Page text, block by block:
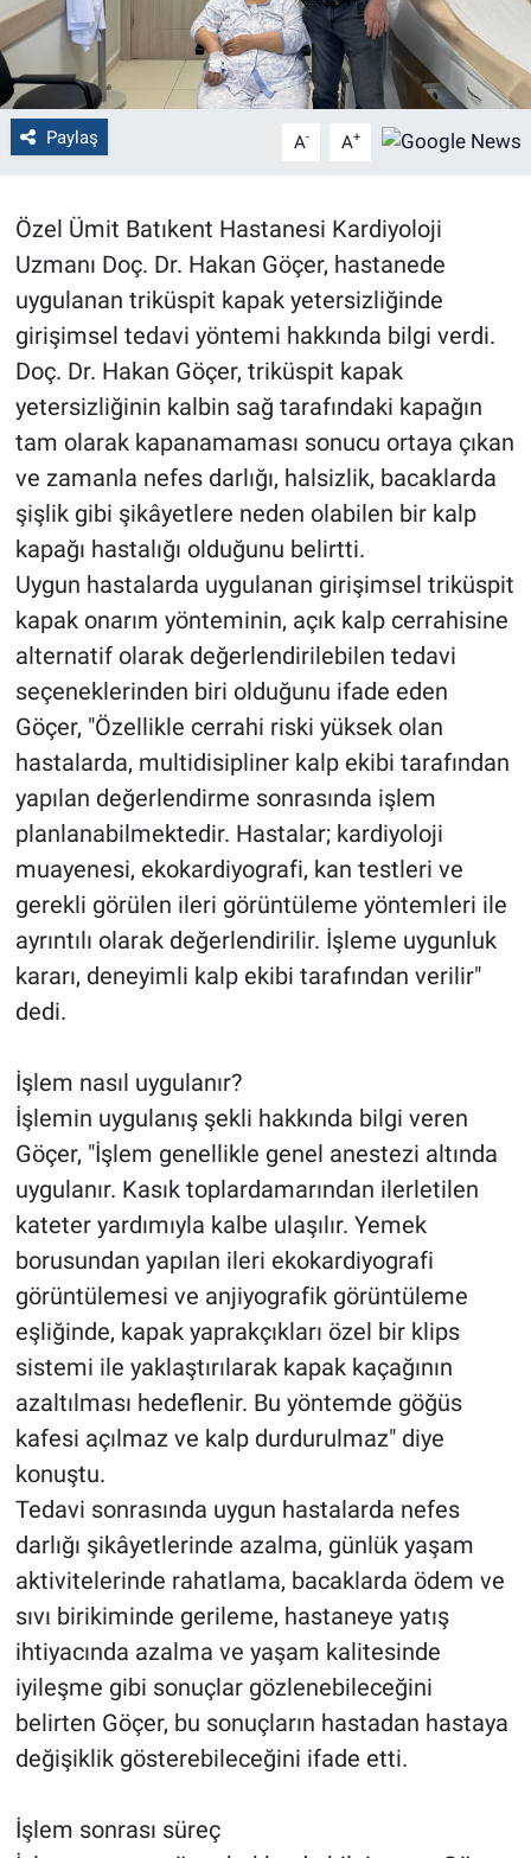
Paylaş A- A+
Özel Ümit Batıkent Hastanesi Kardiyoloji
Uzmanı Doç. Dr. Hakan Göçer, hastanede
uygulanan triküspit kapak yetersizliğinde
girişimsel tedavi yöntemi hakkında bilgi verdi.
Doç. Dr. Hakan Göçer, triküspit kapak
yetersizliğinin kalbin sağ tarafındaki kapağın
tam olarak kapanamaması sonucu ortaya çıkan
ve zamanla nefes darlığı, halsizlik, bacaklarda
şişlik gibi şikâyetlere neden olabilen bir kalp
kapağı hastalığı olduğunu belirtti.
Uygun hastalarda uygulanan girişimsel triküspit
kapak onarım yönteminin, açık kalp cerrahisine
alternatif olarak değerlendirilebilen tedavi
seçeneklerinden biri olduğunu ifade eden
Göçer, "Özellikle cerrahi riski yüksek olan
hastalarda, multidisipliner kalp ekibi tarafından
yapılan değerlendirme sonrasında işlem
planlanabilmektedir. Hastalar; kardiyoloji
muayenesi, ekokardiyografi, kan testleri ve
gerekli görülen ileri görüntüleme yöntemleri ile
ayrıntılı olarak değerlendirilir. İşleme uygunluk
kararı, deneyimli kalp ekibi tarafından verilir"
dedi.
İşlem nasıl uygulanır?
İşlemin uygulanış şekli hakkında bilgi veren
Göçer, "İşlem genellikle genel anestezi altında
uygulanır. Kasık toplardamarından ilerletilen
kateter yardımıyla kalbe ulaşılır. Yemek
borusundan yapılan ileri ekokardiyografi
görüntülemesi ve anjiyografik görüntüleme
eşliğinde, kapak yaprakçıkları özel bir klips
sistemi ile yaklaştırılarak kapak kaçağının
azaltılması hedeflenir. Bu yöntemde göğüs
kafesi açılmaz ve kalp durdurulmaz" diye
konuştu.
Tedavi sonrasında uygun hastalarda nefes
darlığı şikâyetlerinde azalma, günlük yaşam
aktivitelerinde rahatlama, bacaklarda ödem ve
sıvı birikiminde gerileme, hastaneye yatış
ihtiyacında azalma ve yaşam kalitesinde
iyileşme gibi sonuçlar gözlenebileceğini
belirten Göçer, bu sonuçların hastadan hastaya
değişiklik gösterebileceğini ifade etti.
İşlem sonrası süreç
Genel
Çevre
Yerel
Bilim ve Teknoloji